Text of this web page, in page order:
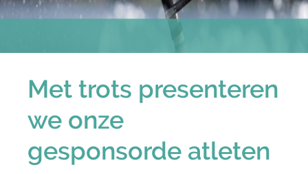
Met trots presenteren
we onze
gesponsorde atleten